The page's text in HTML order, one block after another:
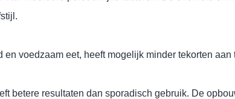
en voedzaam eet, heeft mogelijk minder tekorten
betere resultaten dan sporadisch gebruik. De